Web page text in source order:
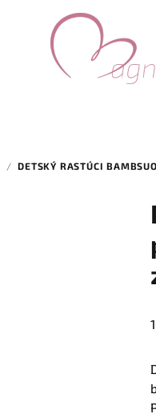
/ DETSKÝ RASTÚCI
je